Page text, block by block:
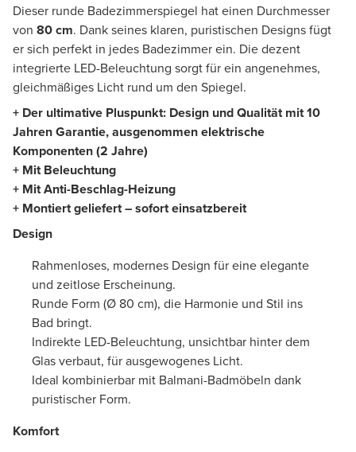
Dieser runde Badezimmerspiegel hat einen Durchmesser
von 80 cm. Dank seines klaren, puristischen Designs fügt
er sich perfekt in jedes Badezimmer ein. Die dezent
integrierte LED-Beleuchtung sorgt für ein angenehmes,
gleichmäßiges Licht rund um den Spiegel.
+ Der ultimative Pluspunkt: Design und Qualität mit 10
Jahren Garantie, ausgenommen elektrische
Komponenten (2 Jahre)
+ Mit Beleuchtung
+ Mit Anti-Beschlag-Heizung
+ Montiert geliefert – sofort einsatzbereit
Design
Rahmenloses, modernes Design für eine elegante
und zeitlose Erscheinung.
Runde Form (Ø 80 cm), die Harmonie und Stil ins
Bad bringt.
Indirekte LED-Beleuchtung, unsichtbar hinter dem
Glas verbaut, für ausgewogenes Licht.
Ideal kombinierbar mit Balmani-Badmöbeln dank
puristischer Form.
Komfort